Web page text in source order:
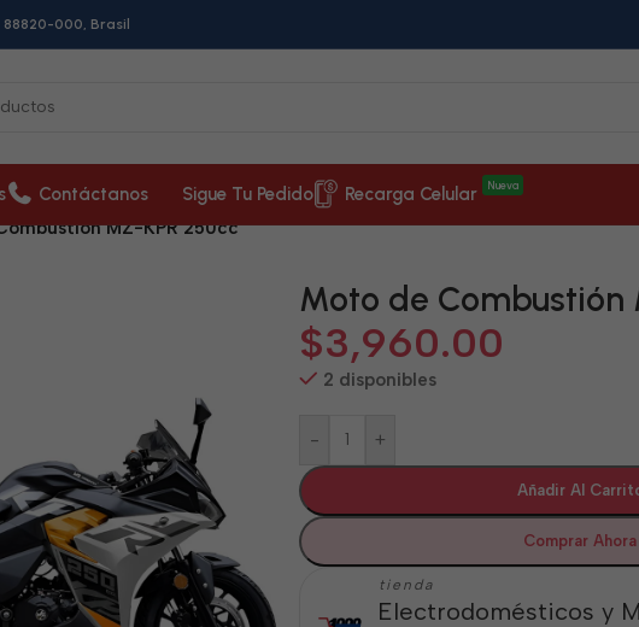
000, Brasil
Contáctanos Sigue Tu Pedido Recarga Celular Nueva
MZ-KPR 250cc
Moto de Combustión
$3,960.00
2 disponibles
- +
Añadir Al
Comprar Ahora
tienda
Electrodomésticos y